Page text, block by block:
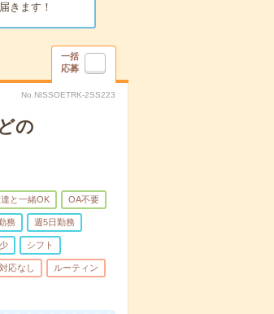
きます！
一括
応募
No.NISSOETRK-2SS223
の
と一緒OK OA不要
務 週5日勤務
シフト
応なし ルーティン